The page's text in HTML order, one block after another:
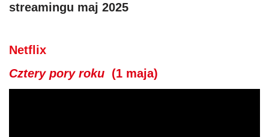
streamingu maj 2025
Netflix
Cztery pory roku (1 maja)